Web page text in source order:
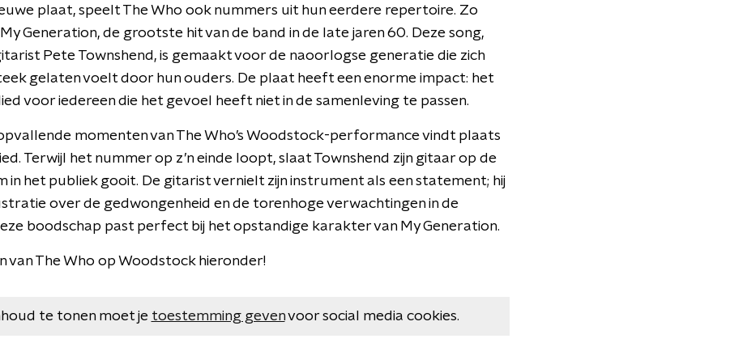
plaat, speelt The Who ook nummers uit hun eerdere repertoire. Zo
Generation, de grootste hit van de band in de late jaren 60. Deze song,
Pete Townshend, is gemaakt voor de naoorlogse generatie die zich
gelaten voelt door hun ouders. De plaat heeft een enorme impact: het
voor iedereen die het gevoel heeft niet in de samenleving te passen.
momenten van The Who’s Woodstock-performance vindt plaats
Terwijl het nummer op z’n einde loopt, slaat Townshend zijn gitaar op de
in het publiek gooit. De gitarist vernielt zijn instrument als een statement; hij
over de gedwongenheid en de torenhoge verwachtingen in de
boodschap past perfect bij het opstandige karakter van My Generation.
van The Who op Woodstock hieronder!
te tonen moet je toestemming gevenvoor social media cookies.